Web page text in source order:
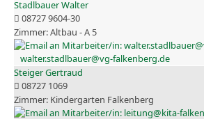
Stadlbauer Walter
08727 9604-30
Altbau - A 5
walter.stadlbauer@vg-falkenberg.de
Steiger Gertraud
08727 1069
Kindergarten Falkenberg